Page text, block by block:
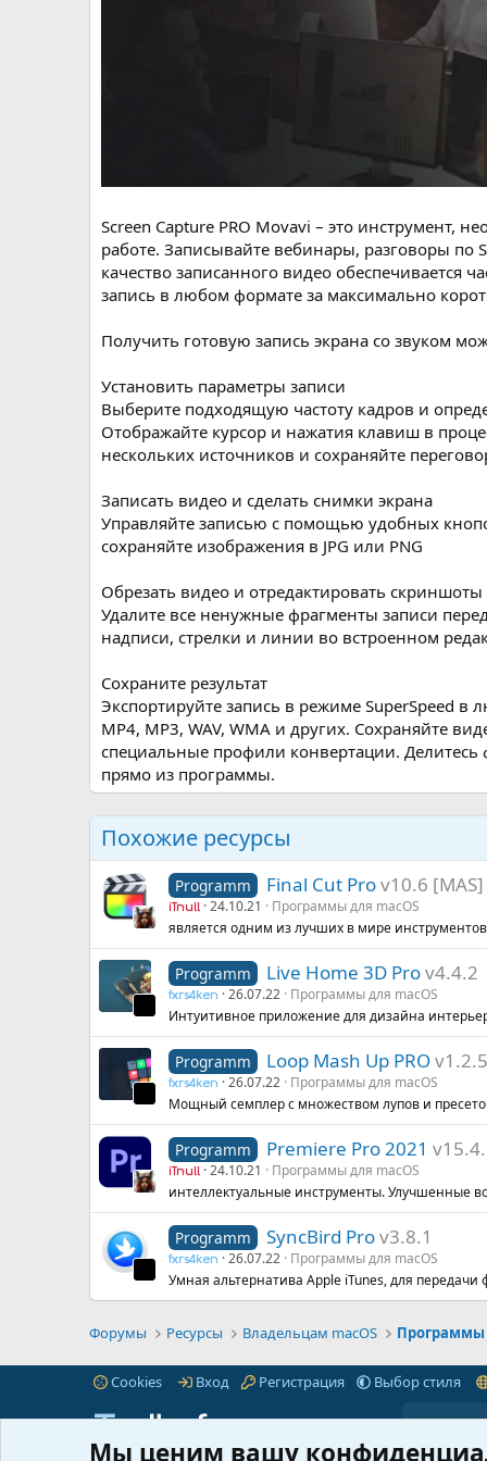
Screen Capture PRO Movavi – это инструмент,
работе. Записывайте вебинары, разговоры по
качество записанного видео обеспечивается
запись в любом формате за максимально
Получить готовую запись экрана со звуком
Установить параметры записи
Выберите подходящую частоту кадров и
Отображайте курсор и нажатия клавиш в
нескольких источников и сохраняйте
Записать видео и сделать снимки экрана
Управляйте записью с помощью удобных
сохраняйте изображения в JPG или PNG
Обрезать видео и отредактировать скриншоты
Удалите все ненужные фрагменты записи
надписи, стрелки и линии во встроенном
Сохраните результат
Экспортируйте запись в режиме SuperSpeed
MP4, MP3, WAV, WMA и других. Сохраняйте
специальные профили конвертации. Делитесь
прямо из программы.
Похожие ресурсы
Programm Final Cut Prov10.6 [MAS]
iTnull 24.10.21
Программы для macOS
является одним из лучших в мире
Programm Live Home 3D Prov4.4.2
fxrs4ken 26.07.22 Программы для macOS
Интуитивное приложение для дизайна
Programm Loop Mash Up PRO
fxrs4ken 26.07.22 Программы для macOS
Мощный семплер с множеством лупов и
Programm Premiere Pro 2021
iTnull 24.10.21
Программы для macOS
интеллектуальные инструменты. Улучшенные
Programm SyncBird Prov3.8.1
fxrs4ken 26.07.22 Программы для macOS
Умная альтернатива Apple iTunes, для
Форумы Ресурсы Владельцам macOS Программы
Cookies Вход Регистрация Выбор стиля
Мы ценим вашу